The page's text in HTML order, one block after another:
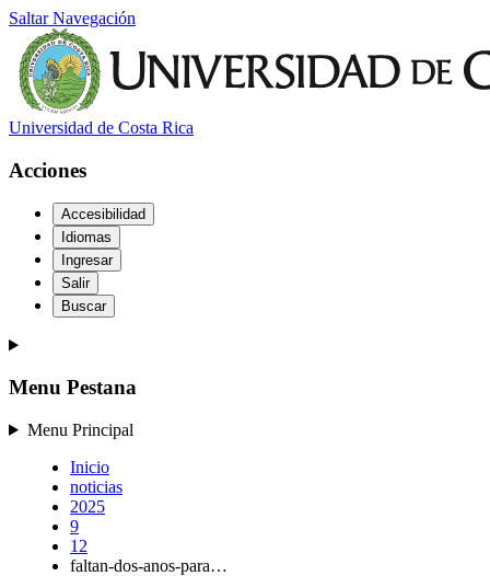
Saltar Navegación
Universidad de Costa Rica
Acciones
Accesibilidad
Idiomas
Ingresar
Salir
Buscar
Menu Pestana
Menu Principal
Inicio
noticias
2025
9
12
faltan-dos-anos-para…